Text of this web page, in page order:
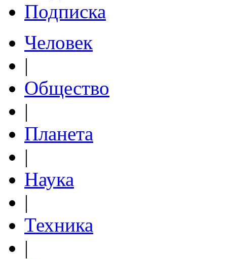
Подписка
Человек
|
Общество
|
Планета
|
Наука
|
Техника
|